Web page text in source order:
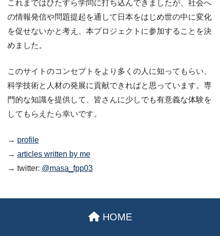
これまではひたすら学問に打ち込んできましたが、社会へ
の情報発信や問題提起を通して日本をはじめ世の中に変化
を促せないかと考え、本プロジェクトに参加することを決
めました。
このサイトのコンセプトをより多くの人に知ってもらい、
科学技術と人材の発展に貢献できればと思っています。専
門的な知識を提供して、皆さんに少しでも有意義な体験を
してもらえたら幸いです。
→ profile
→ articles written by me
→ twitter: @masa_fpp03
HOME